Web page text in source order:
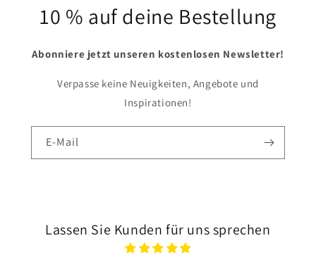
10 % auf deine Bestellung
Abonniere jetzt unseren kostenlosen Newsletter!
Verpasse keine Neuigkeiten, Angebote und
Inspirationen!
E-Mail
Lassen Sie Kunden für uns sprechen